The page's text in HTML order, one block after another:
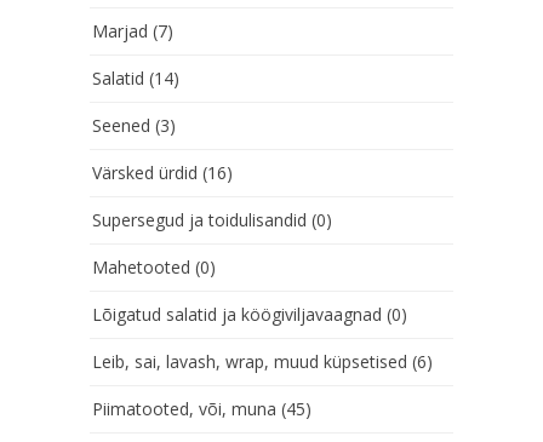
Marjad (7)
Salatid (14)
Seened (3)
Värsked ürdid (16)
Supersegud ja toidulisandid (0)
Mahetooted (0)
Lõigatud salatid ja köögiviljavaagnad (0)
Leib, sai, lavash, wrap, muud küpsetised (6)
Piimatooted, või, muna (45)